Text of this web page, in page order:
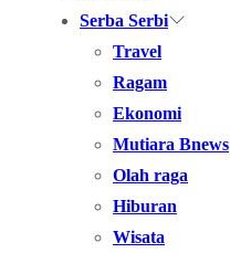
Serba Serbi
Travel
Ragam
Ekonomi
Mutiara Bnews
Olah raga
Hiburan
Wisata